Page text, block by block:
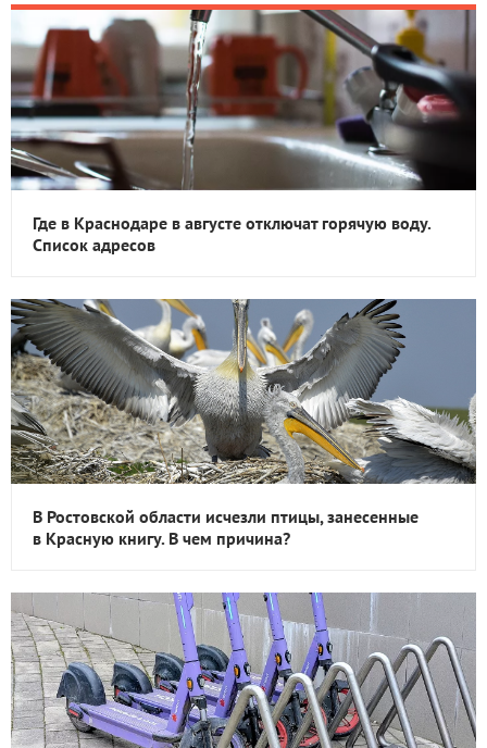
Где в Краснодаре в августе отключат горячую воду.
Список адресов
В Ростовской области исчезли птицы, занесенные
в Красную книгу. В чем причина?